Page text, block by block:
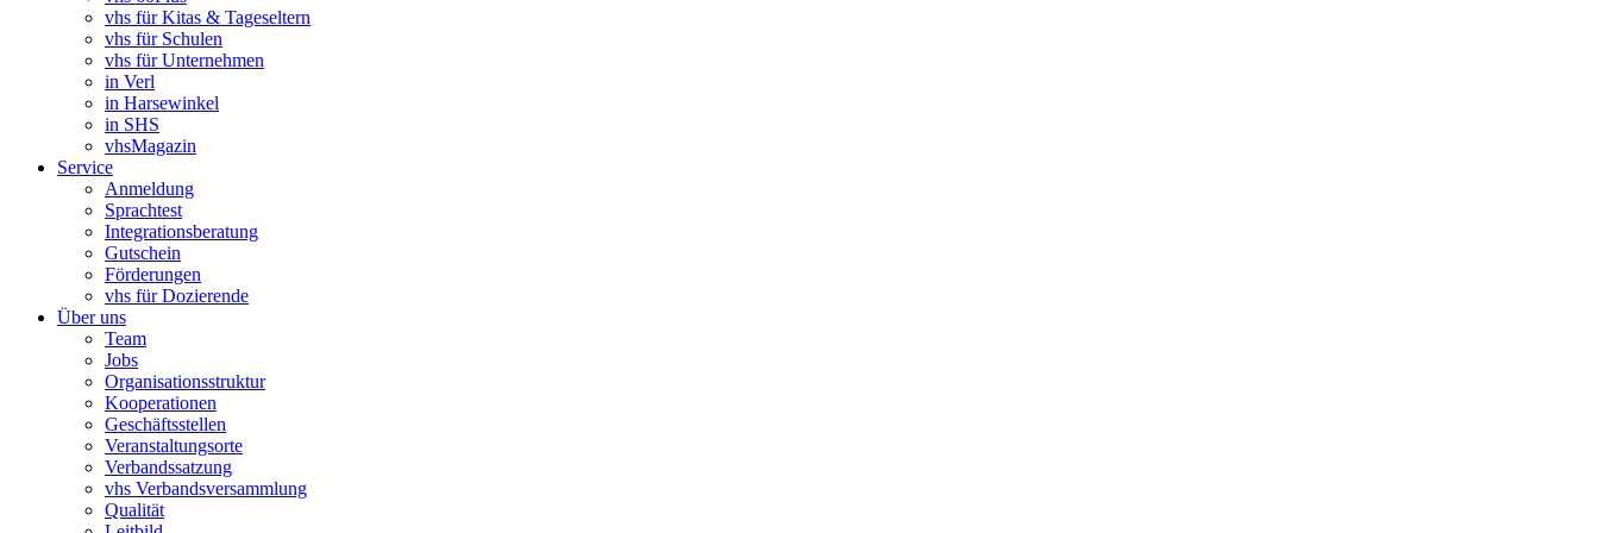
vhs für Kitas & Tageseltern
vhs für Schulen
vhs für Unternehmen
in Verl
in Harsewinkel
in SHS
vhsMagazin
Service
Anmeldung
Sprachtest
Integrationsberatung
Gutschein
Förderungen
vhs für Dozierende
Über uns
Team
Jobs
Organisationsstruktur
Kooperationen
Geschäftsstellen
Veranstaltungsorte
Verbandssatzung
vhs Verbandsversammlung
Qualität